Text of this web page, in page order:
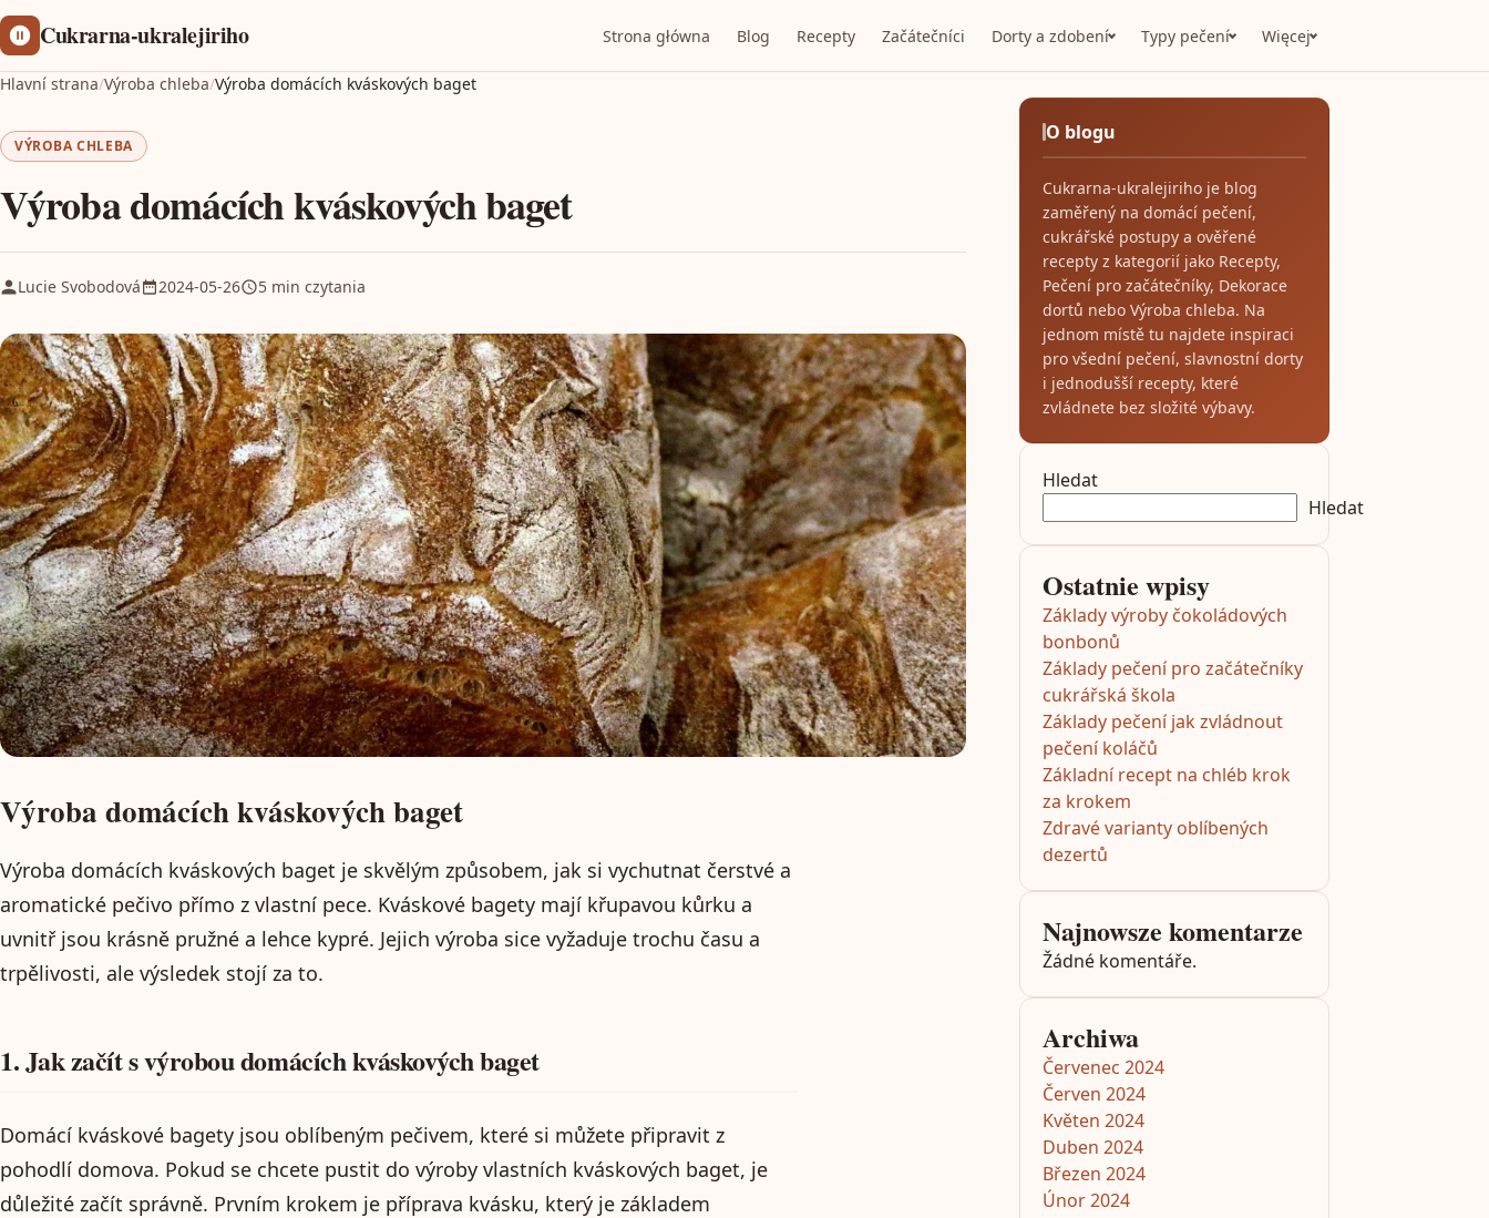
Cukrarna-ukralejiriho Strona główna Blog Recepty Začátečníci Dorty a zdobení Typy pečení Więcej
Hlavní strana/Výroba chleba/Výroba domácích kváskových baget
VÝROBA CHLEBA
Výroba domácích kváskových baget
Lucie Svobodová 2024-05-26 5 min czytania
Výroba domácích kváskových baget
Výroba domácích kváskových baget je skvělým způsobem, jak si vychutnat čerstvé a
aromatické pečivo přímo z vlastní pece. Kváskové bagety mají křupavou kůrku a
uvnitř jsou krásně pružné a lehce kypré. Jejich výroba sice vyžaduje trochu času a
trpělivosti, ale výsledek stojí za to.
1. Jak začít s výrobou domácích kváskových baget
Domácí kváskové bagety jsou oblíbeným pečivem, které si můžete připravit z
pohodlí domova. Pokud se chcete pustit do výroby vlastních kváskových baget, je
důležité začít správně. Prvním krokem je příprava kvásku, který je základem
O blogu
Cukrarna-ukralejiriho je blog
zaměřený na domácí pečení,
cukrářské postupy a ověřené
recepty z kategorií jako Recepty,
Pečení pro začátečníky, Dekorace
dortů nebo Výroba chleba. Na
jednom místě tu najdete inspiraci
pro všední pečení, slavnostní dorty
i jednodušší recepty, které
zvládnete bez složité výbavy.
Hledat
Hledat
Ostatnie wpisy
Základy výroby čokoládových
bonbonů
Základy pečení pro začátečníky
cukrářská škola
Základy pečení jak zvládnout
pečení koláčů
Základní recept na chléb krok
za krokem
Zdravé varianty oblíbených
dezertů
Najnowsze komentarze
Žádné komentáře.
Archiwa
Červenec 2024
Červen 2024
Květen 2024
Duben 2024
Březen 2024
Únor 2024